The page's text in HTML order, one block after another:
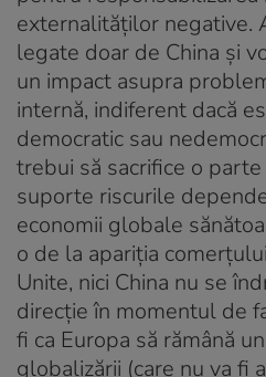
externalităților negative.
legate doar de China și
un impact asupra
internă, indiferent dacă
democratic sau
trebui să sacrifice o
suporte riscurile
economii globale
o de la apariția
Unite, nici China nu se
direcție în momentul de
fi ca Europa să rămână
globalizării (care nu va fi